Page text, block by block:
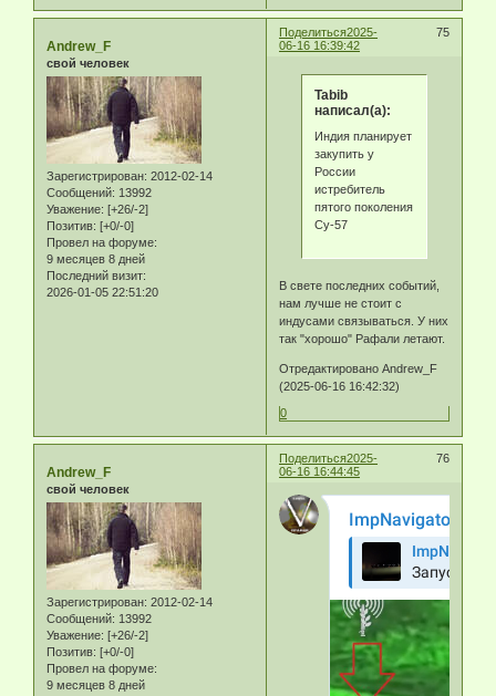
Поделиться 75
2025-
06-16 16:39:42
Andrew_F
свой человек
Зарегистрирован: 2012-02-14
Сообщений: 13992
Уважение: [+26/-2]
Позитив: [+0/-0]
Провел на форуме:
9 месяцев 8 дней
Последний визит:
2026-01-05 22:51:20
Tabib
написал(а):
Индия планирует
закупить у
России
истребитель
пятого поколения
Су-57
В свете последних событий,
нам лучше не стоит с
индусами связываться. У них
так "хорошо" Рафали летают.
Отредактировано Andrew_F
(2025-06-16 16:42:32)
0
Поделиться 76
2025-
06-16 16:44:45
Andrew_F
свой человек
Зарегистрирован: 2012-02-14
Сообщений: 13992
Уважение: [+26/-2]
Позитив: [+0/-0]
Провел на форуме:
9 месяцев 8 дней